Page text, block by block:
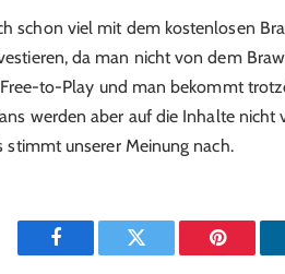
schon viel mit dem kostenlosen
da man nicht von dem
to-Play und man bekommt
werden aber auf die Inhalte
stimmt unserer Meinung nach.
Facebook Twitter Pinterest